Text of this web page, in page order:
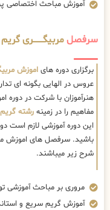
آموزش مباحث اختصاصی
سرفصل
برگزاری دوره های اموزش
عروس در الهایی بگونه ای
هنرآموزان با شرکت در
مفاهیم را در زمینه رشته
این دوره آموزشی لازم است
باشید. سرفصل های اموزش
شرح زیر میباشند.
مروری بر مباحث آموزشی
آموزش گریم سریع و